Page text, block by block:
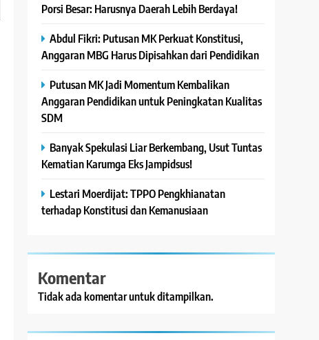
Porsi Besar: Harusnya Daerah Lebih Berdaya!
Abdul Fikri: Putusan MK Perkuat Konstitusi,
Anggaran MBG Harus Dipisahkan dari Pendidikan
Putusan MK Jadi Momentum Kembalikan
Anggaran Pendidikan untuk Peningkatan Kualitas
SDM
Banyak Spekulasi Liar Berkembang, Usut Tuntas
Kematian Karumga Eks Jampidsus!
Lestari Moerdijat: TPPO Pengkhianatan
terhadap Konstitusi dan Kemanusiaan
Komentar
Tidak ada komentar untuk ditampilkan.